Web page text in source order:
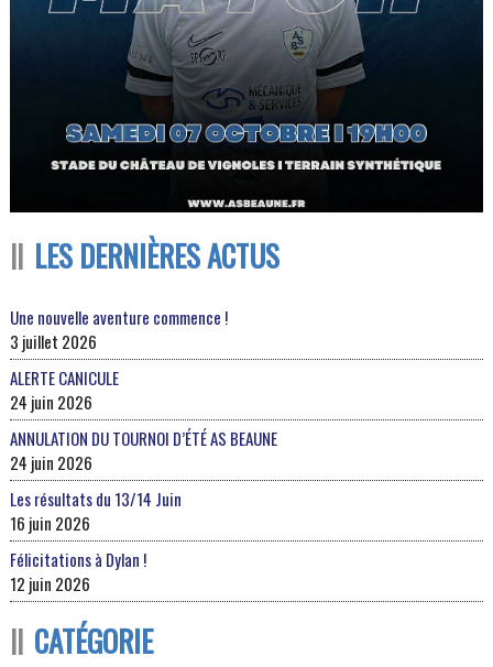
LES DERNIÈRES ACTUS
Une nouvelle aventure commence !
3 juillet 2026
ALERTE CANICULE
24 juin 2026
ANNULATION DU TOURNOI D’ÉTÉ AS BEAUNE
24 juin 2026
Les résultats du 13/14 Juin
16 juin 2026
Félicitations à Dylan !
12 juin 2026
CATÉGORIE